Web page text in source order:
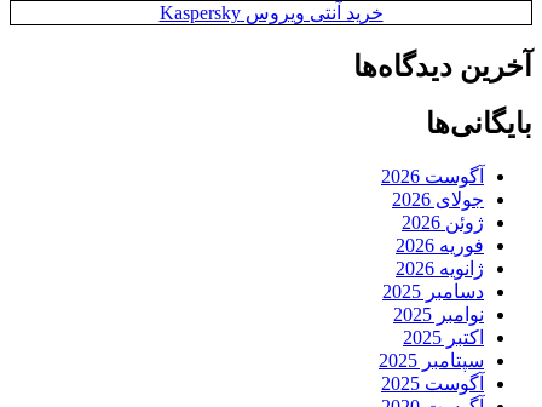
خرید آنتی ویروس Kaspersky
آخرین دیدگاه‌ها
بایگانی‌ها
آگوست 2026
جولای 2026
ژوئن 2026
فوریه 2026
ژانویه 2026
دسامبر 2025
نوامبر 2025
اکتبر 2025
سپتامبر 2025
آگوست 2025